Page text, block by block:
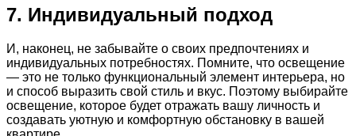
7. Индивидуальный подход
И, наконец, не забывайте о своих предпочтениях и
индивидуальных потребностях. Помните, что освещение
— это не только функциональный элемент интерьера, но
и способ выразить свой стиль и вкус. Поэтому выбирайте
освещение, которое будет отражать вашу личность и
создавать уютную и комфортную обстановку в вашей